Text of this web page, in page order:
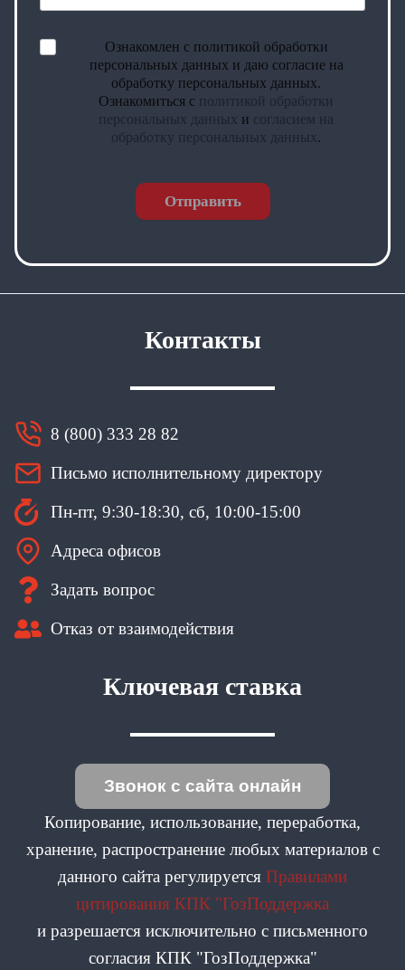
Ознакомлен с политикой обработки
персональных данных и даю согласие на
обработку персональных данных.
Ознакомиться с политикой обработки
персональных данных и согласием на
обработку персональных данных.
Отправить
Контакты
8 (800) 333 28 82
Письмо исполнительному директору
Пн-пт, 9:30-18:30, сб, 10:00-15:00
Адреса офисов
Задать вопрос
Отказ от взаимодействия
Ключевая ставка
Звонок с сайта онлайн
Копирование, использование, переработка,
хранение, распространение любых материалов с
данного сайта регулируется Правилами
цитирования КПК "ГозПоддержка
и разрешается исключительно с письменного
согласия КПК "ГозПоддержка"